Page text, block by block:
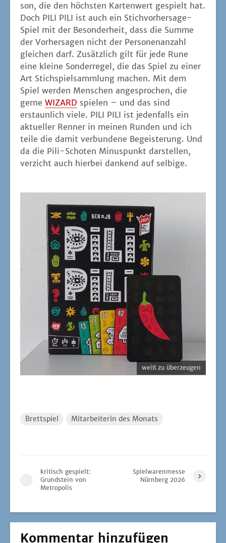
son, die den höchs­ten Kar­ten­wert gespielt hat.
Doch PILI PILI ist auch ein Stich­vor­her­sa­ge-
Spiel mit der Beson­der­heit, dass die Sum­me
der Vor­her­sa­gen nicht der Per­so­nen­an­zahl
glei­chen darf. Zusätz­lich gilt für jede Rune
eine klei­ne Son­der­re­gel, die das Spiel zu einer
Art Stich­spiel­samm­lung machen. Mit dem
Spiel wer­den Men­schen ange­spro­chen, die
ger­ne WIZARD spie­len – und das sind
erstaun­lich vie­le. PILI PILI ist jeden­falls ein
aktu­el­ler Ren­ner in mei­nen Run­den und ich
tei­le die damit ver­bun­de­ne Begeis­te­rung. Und
da die Pili-Scho­ten Minus­punkt dar­stel­len,
ver­zicht auch hier­bei dan­kend auf selbige.
weiß zu überzeugen
Brettspiel Mitarbeiterin des Monats
kritisch gespielt:
Grundstein von
Metropolis
Spielwarenmesse
Nürnberg 2026
Kommentar hinzufügen